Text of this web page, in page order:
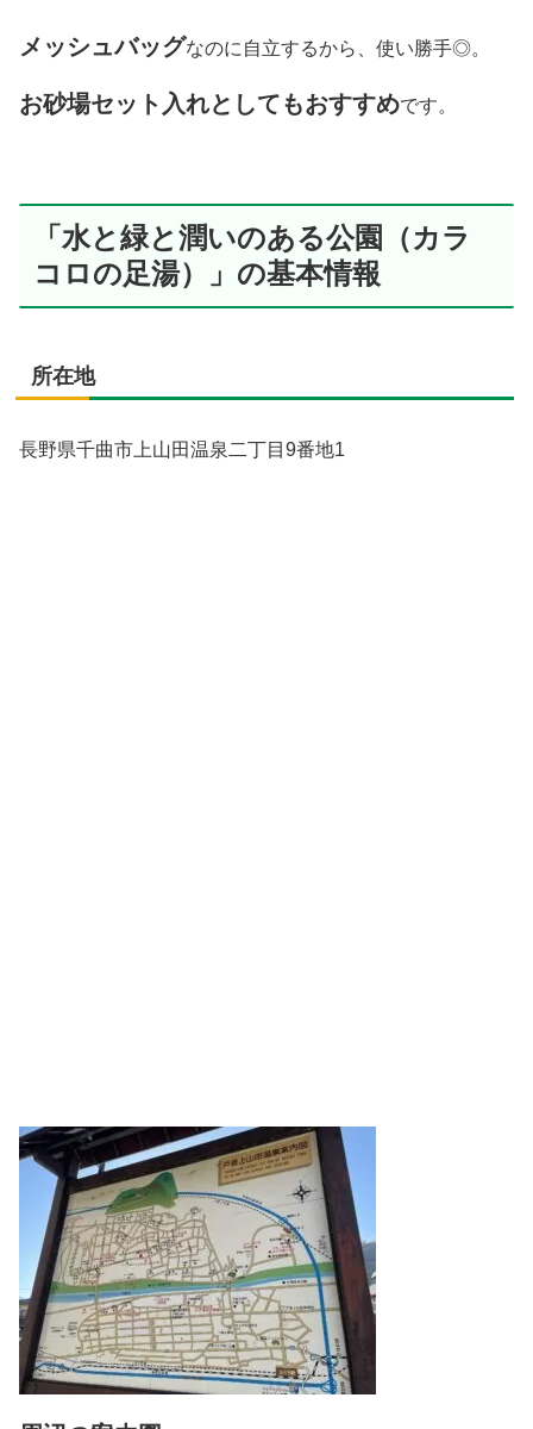
メッシュバッグなのに自立するから、使い勝手◎。
お砂場セット入れとしてもおすすめです。
「水と緑と潤いのある公園（カラ
コロの足湯）」の基本情報
所在地
長野県千曲市上山田温泉二丁目9番地1